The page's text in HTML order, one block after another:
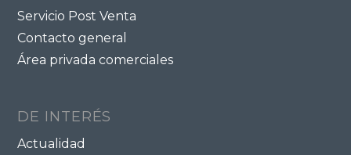
Servicio Post Venta
Contacto general
Área privada comerciales
DE INTERÉS
Actualidad